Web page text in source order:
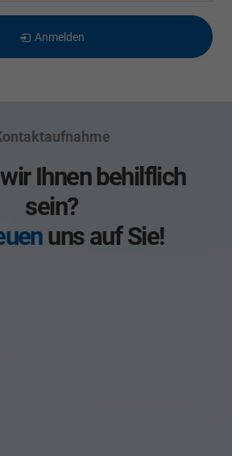
Anmelden
Ihnen behilflich
sein?
uns auf Sie!